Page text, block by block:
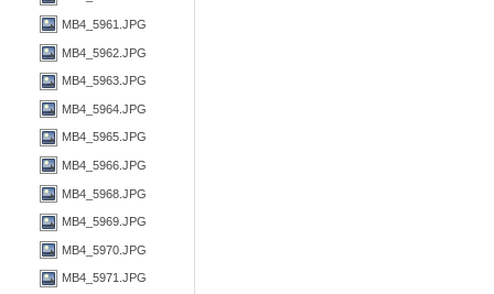
MB4_5961.JPG
MB4_5962.JPG
MB4_5963.JPG
MB4_5964.JPG
MB4_5965.JPG
MB4_5966.JPG
MB4_5968.JPG
MB4_5969.JPG
MB4_5970.JPG
MB4_5971.JPG